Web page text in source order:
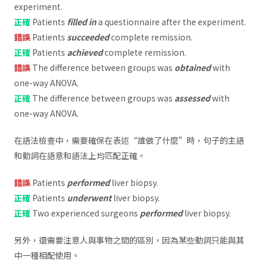
experiment.
正確 Patients filled ina questionnaire after the experiment.
錯誤 Patients succeededcomplete remission.
正確 Patients achievedcomplete remission.
錯誤 The difference between groups was obtainedwith
one-way ANOVA.
正確 The difference between groups was assessedwith
one-way ANOVA.
在語法檢查中，需要確保在表述“誰做了什麼”時，句子的主語
和動詞在語意和語法上均匹配正確。
錯誤 Patients performedliver biopsy.
正確 Patients underwentliver biopsy.
正確 Two experienced surgeons performedliver biopsy.
另外，還需要注意人與事物之間的區別，因為某些動詞只能與其
中一種相配使用。